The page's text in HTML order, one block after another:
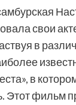
свои
в
в
Этот фильм